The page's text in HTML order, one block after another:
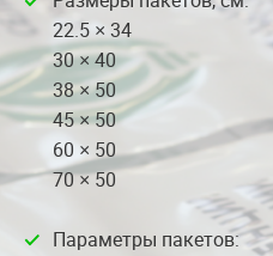
22.5 × 34
30 × 40
38 × 50
45 × 50
60 × 50
70 × 50
Параметры пакетов: